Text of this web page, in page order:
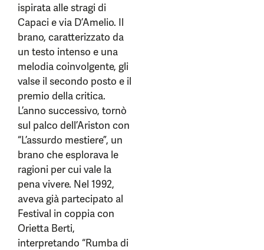
ispirata alle stragi di
Capaci e via D’Amelio. Il
brano, caratterizzato da
un testo intenso e una
melodia coinvolgente, gli
valse il secondo posto e il
premio della critica.
L’anno successivo, tornò
sul palco dell’Ariston con
“L’assurdo mestiere”, un
brano che esplorava le
ragioni per cui vale la
pena vivere. Nel 1992,
aveva già partecipato al
Festival in coppia con
Orietta Berti,
interpretando “Rumba di